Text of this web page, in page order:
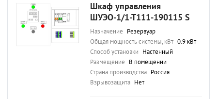
Шкаф управления
ШУЭО-1/1-Т111-190115 S
Назначение Резервуар
Общая мощность системы, кВт 0.9 кВт
Способ установки Настенный
Размещение В помещении
Страна производства Россия
Взрывозащита Нет